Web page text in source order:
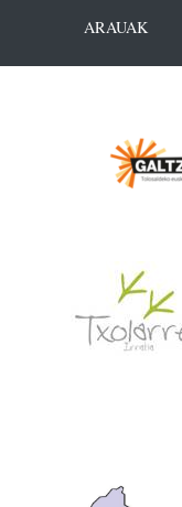
ARAUAK